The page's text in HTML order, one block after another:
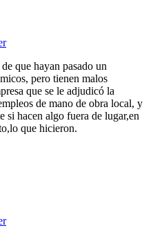
que hayan pasado un
pero tienen malos
que se le adjudicó la
de mano de obra local, y
si hacen algo fuera de lugar,en
que hicieron.